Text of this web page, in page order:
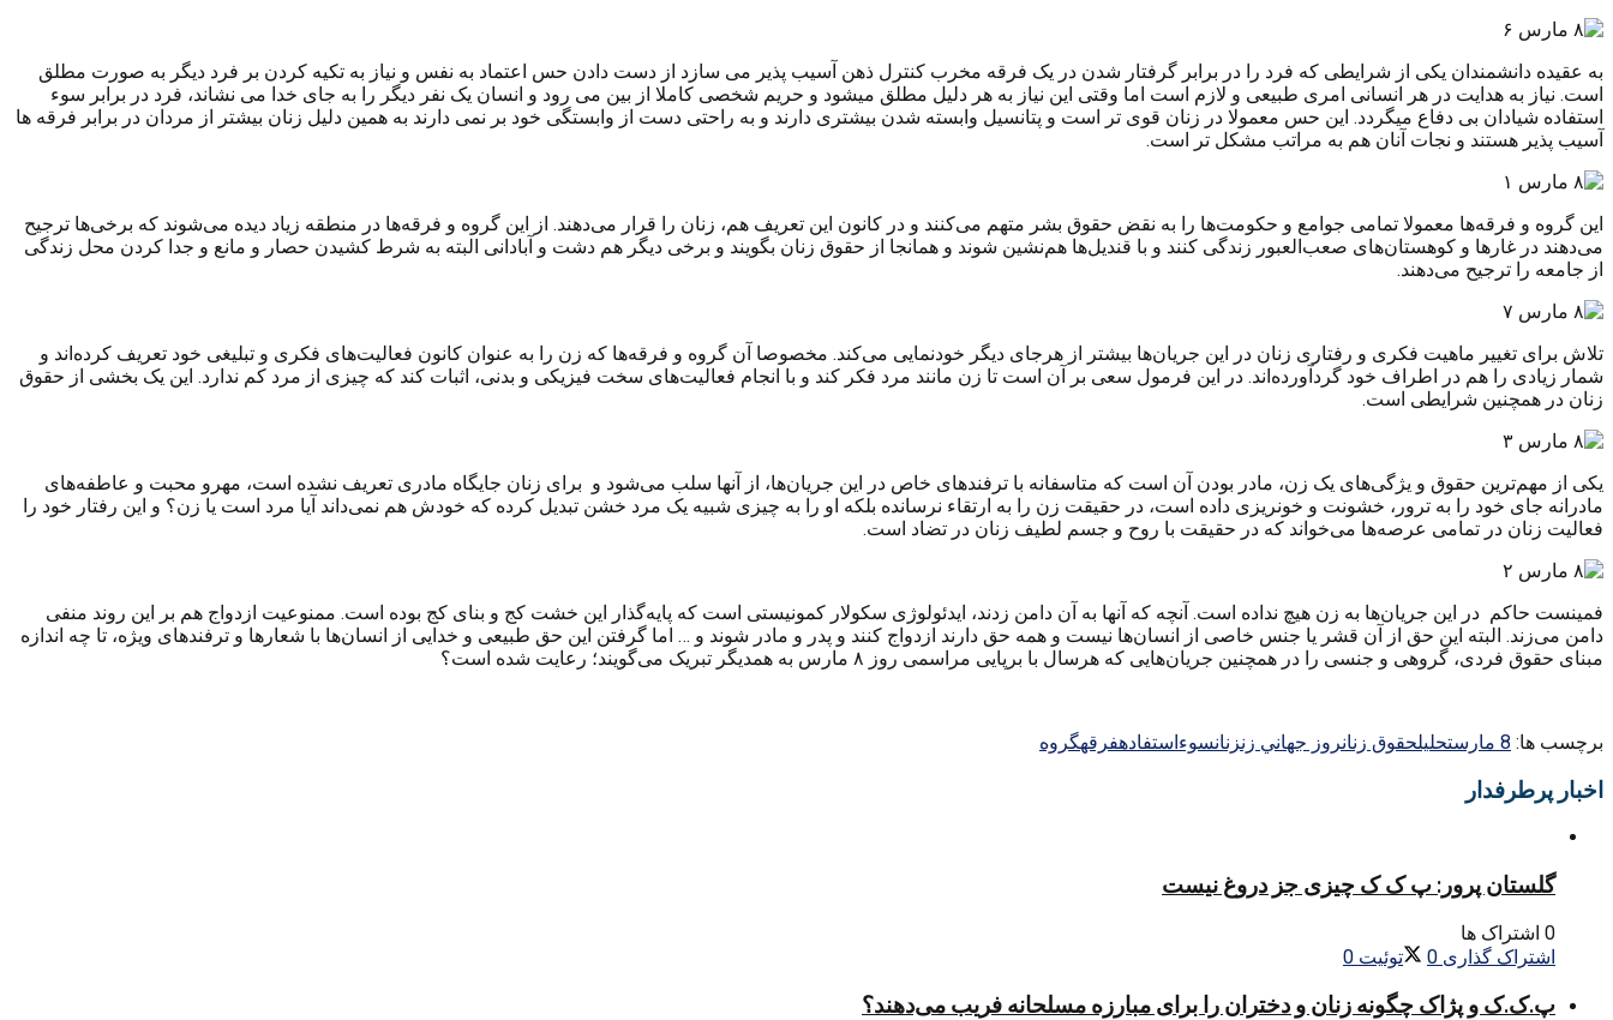
به عقیده دانشمندان یکی از شرایطی که فرد را در برابر گرفتار شدن در یک فرقه مخرب کنترل ذهن آسیب پذیر می سازد از دست دادن حس اعتماد به نفس و نیاز به تکیه کردن بر فرد دیگر به صورت مطلق
است. نیاز به هدایت در هر انسانی امری طبیعی و لازم است اما وقتی این نیاز به هر دلیل مطلق میشود و حریم شخصی کاملا از بین می رود و انسان یک نفر دیگر را به جای خدا می نشاند، فرد در برابر سوء
استفاده شیادان بی دفاع میگردد. این حس معمولا در زنان قوی تر است و پتانسیل وابسته شدن بیشتری دارند و به راحتی دست از وابستگی خود بر نمی دارند به همین دلیل زنان بیشتر از مردان در برابر فرقه ها
آسیب پذیر هستند و نجات آنان هم به مراتب مشکل تر است.
این گروه و فرقه‌ها معمولا تمامی جوامع و حکومت‌ها را به نقض حقوق بشر متهم می‌کنند و در کانون این تعریف هم، زنان را قرار می‌دهند. از این گروه و فرقه‌ها در منطقه زیاد دیده می‌شوند که برخی‌ها ترجیح
می‌دهند در غارها و کوهستان‌های صعب‌العبور زندگی کنند و با قندیل‌ها هم‌نشین شوند و همانجا از حقوق زنان بگویند و برخی دیگر هم دشت و آبادانی البته به شرط کشیدن حصار و مانع و جدا کردن محل زندگی
از جامعه را ترجیح می‌دهند.
تلاش برای تغییر ماهیت فکری و رفتاری زنان در این جریان‌ها بیشتر از هرجای دیگر خودنمایی می‌کند. مخصوصا آن گروه و فرقه‌ها که زن را به عنوان کانون فعالیت‌های فکری و تبلیغی خود تعریف کرده‌اند و
شمار زیادی را هم در اطراف خود گردآورده‌اند. در این فرمول سعی بر آن است تا زن مانند مرد فکر کند و با انجام فعالیت‌های سخت فیزیکی و بدنی، اثبات کند که چیزی از مرد کم ندارد. این یک بخشی از حقوق
زنان در همچنین شرایطی است.
یکی از مهم‌ترین حقوق و یژگی‌های یک زن، مادر بودن آن است که متاسفانه با ترفندهای خاص در این جریان‌ها، از آنها سلب می‌شود و برای زنان جایگاه مادری تعریف نشده است، مهرو محبت و عاطفه‌های
مادرانه جای خود را به ترور، خشونت و خونریزی داده است، در حقیقت زن را به ارتقاء نرسانده بلکه او را به چیزی شبیه یک مرد خشن تبدیل کرده که خودش هم نمی‌داند آیا مرد است یا زن؟ و این رفتار خود را
فعالیت زنان در تمامی عرصه‌ها می‌خواند که در حقیقت با روح و جسم لطیف زنان در تضاد است.
فمینست حاکم در این جریان‌ها به زن هیچ نداده است. آنچه که آنها به آن دامن زدند، ایدئولوژی سکولار کمونیستی است که پایه‌گذار این خشت کج و بناى کج بوده است. ممنوعیت ازدواج هم بر این روند منفی
دامن می‌زند. البته این حق از آن قشر یا جنس خاصی از انسان‌ها نیست و همه حق دارند ازدواج کنند و پدر و مادر شوند و … اما گرفتن این حق طبیعی و خدایی از انسان‌ها با شعارها و ترفندهای ویژه، تا چه اندازه
مبنای حقوق فردی، گروهی و جنسی را در همچنین جریان‌هایی که هرسال با برپایی مراسمی روز ۸ مارس به همدیگر تبریک می‌گویند؛ رعایت شده است؟
برچسب ها: 8 مارس تحليلحقوق زنانروز جهاني زنزنانسوءاستفادهفرقهگروه
اخبار پرطرفدار
گلستان پرور: پ ک ک چیزی جز دروغ نیست
0 اشتراک ها
اشتراک گذاری 0 توئیت 0
پ.ک.ک و پژاک چگونه زنان و دختران را برای مبارزه مسلحانه فریب می‌دهند؟